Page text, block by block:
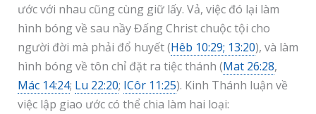
ước với nhau cũng cùng giữ lấy. Vả, việc đó lại làm
hình bóng về sau nầy Đấng Christ chuộc tội cho
người đời mà phải đổ huyết (Hêb 10:29; 13:20), và làm
hình bóng về tôn chỉ đặt ra tiệc thánh (Mat 26:28,
Mác 14:24; Lu 22:20; ICôr 11:25). Kinh Thánh luận về
việc lập giao ước có thể chia làm hai loại: